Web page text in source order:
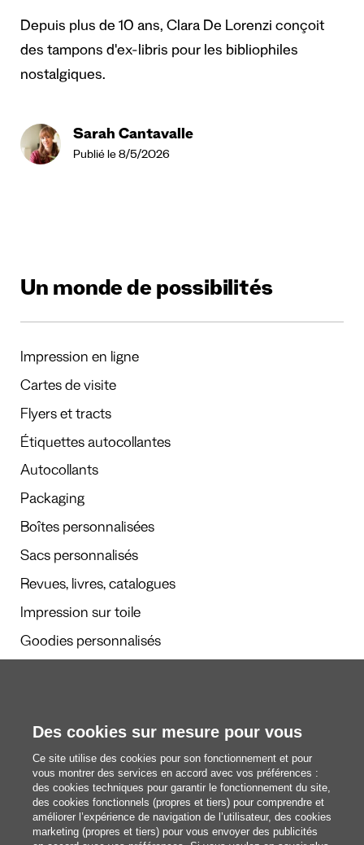
Depuis plus de 10 ans, Clara De Lorenzi conçoit
des tampons d'ex-libris pour les bibliophiles
nostalgiques.
Sarah Cantavalle
Publié le 8/5/2026
Un monde de possibilités
Impression en ligne
Cartes de visite
Flyers et tracts
Étiquettes autocollantes
Autocollants
Packaging
Boîtes personnalisées
Sacs personnalisés
Revues, livres, catalogues
Impression sur toile
Goodies personnalisés
Nous découvrir
blog@pixartprinting.com
Des cookies sur mesure pour vous
Ce site utilise des cookies pour son fonctionnement et pour
vous montrer des services en accord avec vos préférences :
des cookies techniques pour garantir le fonctionnement du site,
des cookies fonctionnels (propres et tiers) pour comprendre et
améliorer l’expérience de navigation de l’utilisateur, des cookies
marketing (propres et tiers) pour vous envoyer des publicités